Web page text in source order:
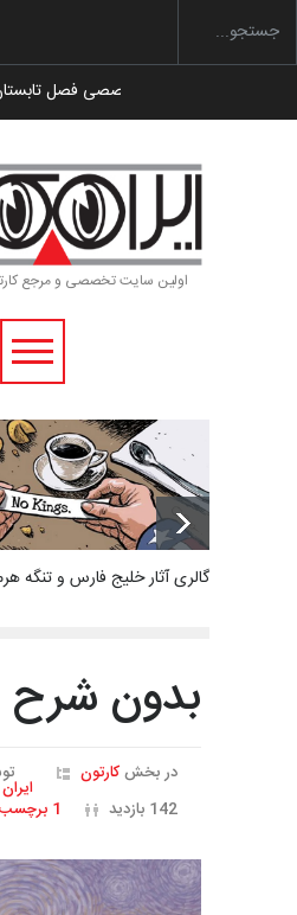
گزارش تصویری آیین اختتامیه و
اولین سایت تخصصی و مرجع
گالری آثار خلیج فارس و تنگه
بدون شرح
در بخشکارتون
142 بازدید
1 برچسب